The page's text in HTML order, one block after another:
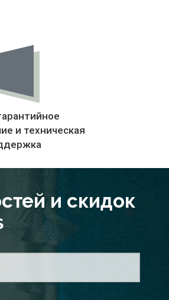
и техническая
и скидок